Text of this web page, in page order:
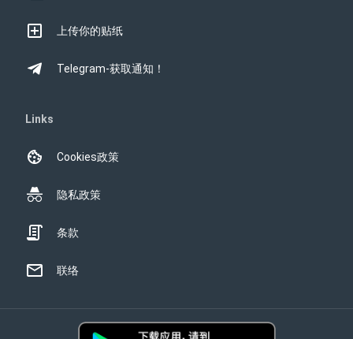
上传你的贴纸
Telegram-获取通知！
Links
Cookies政策
隐私政策
条款
联络